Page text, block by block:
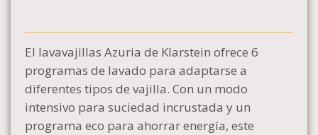
El lavavajillas Azuria de Klarstein ofrece 6
programas de lavado para adaptarse a
diferentes tipos de vajilla. Con un modo
intensivo para suciedad incrustada y un
programa eco para ahorrar energía, este